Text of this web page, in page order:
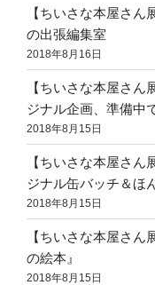
【ちいさな本屋さ
の出張編集室
2018年8月16日
【ちいさな本屋さ
ジナル企画、準備中
2018年8月15日
【ちいさな本屋さ
ジナル缶バッチ＆ほ
2018年8月15日
【ちいさな本屋さ
の絵本』
2018年8月15日